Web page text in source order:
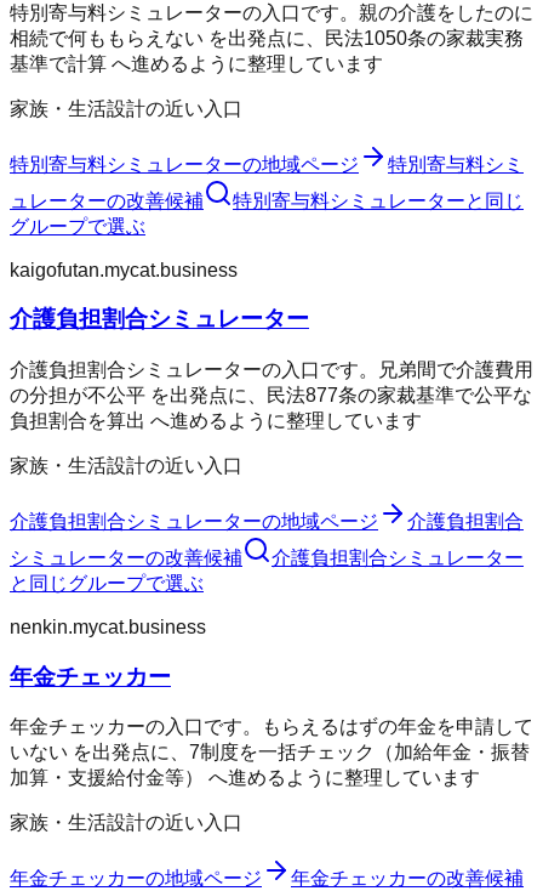
特別寄与料シミュレーターの入口です。親の介護をしたのに
相続で何ももらえない を出発点に、民法1050条の家裁実務
基準で計算 へ進めるように整理しています
家族・生活設計の近い入口
特別寄与料シミュレーターの地域ページ
特別寄与料シミ
ュレーターの改善候補 特別寄与料シミュレーターと同じ
グループで選ぶ
kaigofutan.mycat.business
介護負担割合シミュレーター
介護負担割合シミュレーターの入口です。兄弟間で介護費用
の分担が不公平 を出発点に、民法877条の家裁基準で公平な
負担割合を算出 へ進めるように整理しています
家族・生活設計の近い入口
介護負担割合シミュレーターの地域ページ
介護負担割合
シミュレーターの改善候補
介護負担割合シミュレーター
と同じグループで選ぶ
nenkin.mycat.business
年金チェッカー
年金チェッカーの入口です。もらえるはずの年金を申請して
いない を出発点に、7制度を一括チェック（加給年金・振替
加算・支援給付金等） へ進めるように整理しています
家族・生活設計の近い入口
年金チェッカーの地域ページ 年金チェッカーの改善候補